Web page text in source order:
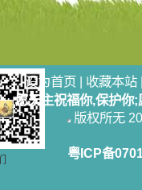
设为首页 | 收藏本站
愿天主祝福你,保护你
版权所无
粤ICP备